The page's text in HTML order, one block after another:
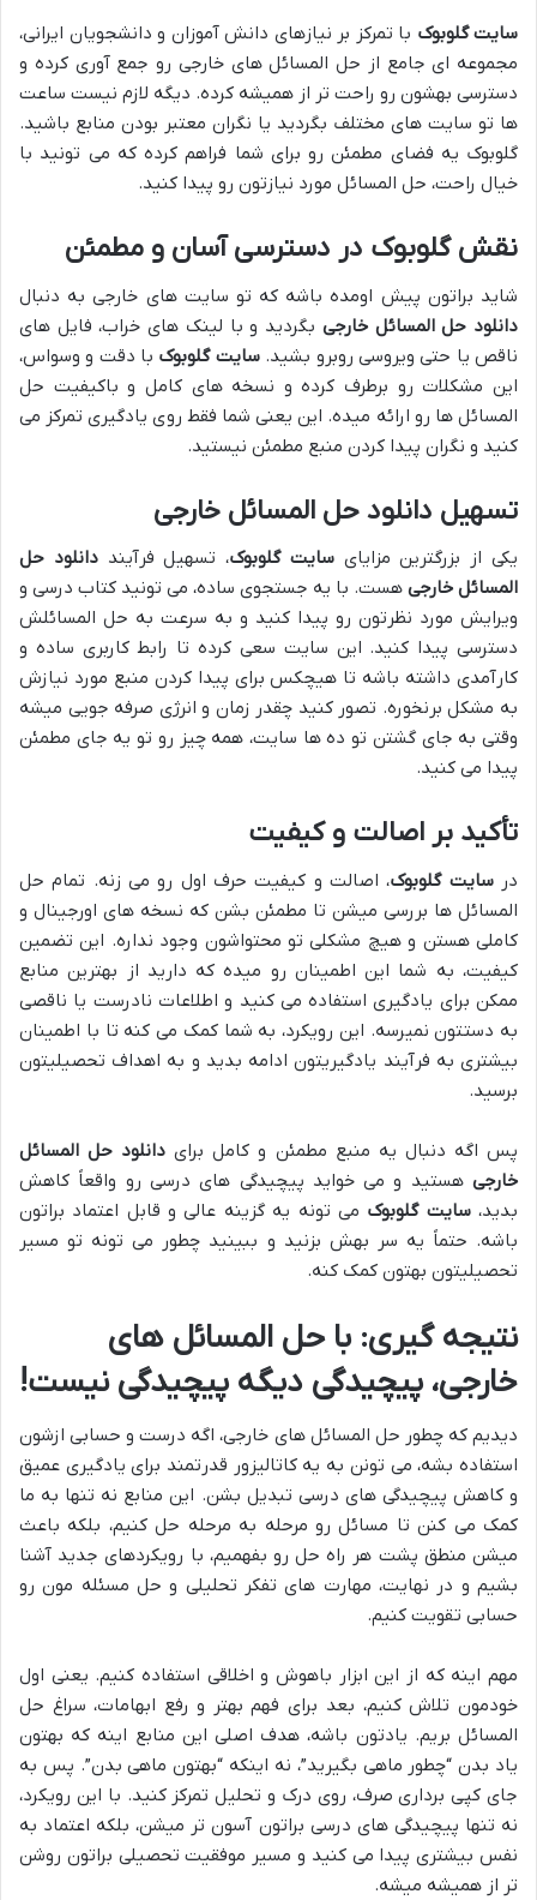
سایت گلوبوک با تمرکز بر نیازهای دانش آموزان و دانشجویان ایرانی،
مجموعه ای جامع از حل المسائل های خارجی رو جمع آوری کرده و
دسترسی بهشون رو راحت تر از همیشه کرده. دیگه لازم نیست ساعت
ها تو سایت های مختلف بگردید یا نگران معتبر بودن منابع باشید.
گلوبوک یه فضای مطمئن رو برای شما فراهم کرده که می تونید با
خیال راحت، حل المسائل مورد نیازتون رو پیدا کنید.
نقش گلوبوک در دسترسی آسان و مطمئن
شاید براتون پیش اومده باشه که تو سایت های خارجی به دنبال
دانلود حل المسائل خارجی بگردید و با لینک های خراب، فایل های
ناقص یا حتی ویروسی روبرو بشید.سایت گلوبوک با دقت و وسواس،
این مشکلات رو برطرف کرده و نسخه های کامل و باکیفیت حل
المسائل ها رو ارائه میده. این یعنی شما فقط روی یادگیری تمرکز می
کنید و نگران پیدا کردن منبع مطمئن نیستید.
تسهیل دانلود حل المسائل خارجی
یکی از بزرگترین مزایایسایت گلوبوک، تسهیل فرآینددانلود حل
المسائل خارجی هست. با یه جستجوی ساده، می تونید کتاب درسی و
ویرایش مورد نظرتون رو پیدا کنید و به سرعت به حل المسائلش
دسترسی پیدا کنید. این سایت سعی کرده تا رابط کاربری ساده و
کارآمدی داشته باشه تا هیچکس برای پیدا کردن منبع مورد نیازش
به مشکل برنخوره. تصور کنید چقدر زمان و انرژی صرفه جویی میشه
وقتی به جای گشتن تو ده ها سایت، همه چیز رو تو یه جای مطمئن
پیدا می کنید.
تأکید بر اصالت و کیفیت
درسایت گلوبوک، اصالت و کیفیت حرف اول رو می زنه. تمام حل
المسائل ها بررسی میشن تا مطمئن بشن که نسخه های اورجینال و
کاملی هستن و هیچ مشکلی تو محتواشون وجود نداره. این تضمین
کیفیت، به شما این اطمینان رو میده که دارید از بهترین منابع
ممکن برای یادگیری استفاده می کنید و اطلاعات نادرست یا ناقصی
به دستتون نمیرسه. این رویکرد، به شما کمک می کنه تا با اطمینان
بیشتری به فرآیند یادگیریتون ادامه بدید و به اهداف تحصیلیتون
برسید.
پس اگه دنبال یه منبع مطمئن و کامل برای دانلود حل المسائل
خارجی هستید و می خواید پیچیدگی های درسی رو واقعاً کاهش
بدید،سایت گلوبوک می تونه یه گزینه عالی و قابل اعتماد براتون
باشه. حتماً یه سر بهش بزنید و ببینید چطور می تونه تو مسیر
تحصیلیتون بهتون کمک کنه.
نتیجه گیری: با حل المسائل های
خارجی، پیچیدگی دیگه پیچیدگی نیست!
دیدیم که چطور حل المسائل های خارجی، اگه درست و حسابی ازشون
استفاده بشه، می تونن به یه کاتالیزور قدرتمند برای یادگیری عمیق
و کاهش پیچیدگی های درسی تبدیل بشن. این منابع نه تنها به ما
کمک می کنن تا مسائل رو مرحله به مرحله حل کنیم، بلکه باعث
میشن منطق پشت هر راه حل رو بفهمیم، با رویکردهای جدید آشنا
بشیم و در نهایت، مهارت های تفکر تحلیلی و حل مسئله مون رو
حسابی تقویت کنیم.
مهم اینه که از این ابزار باهوش و اخلاقی استفاده کنیم. یعنی اول
خودمون تلاش کنیم، بعد برای فهم بهتر و رفع ابهامات، سراغ حل
المسائل بریم. یادتون باشه، هدف اصلی این منابع اینه که بهتون
یاد بدن “چطور ماهی بگیرید”، نه اینکه “بهتون ماهی بدن”. پس به
جای کپی برداری صرف، روی درک و تحلیل تمرکز کنید. با این رویکرد،
نه تنها پیچیدگی های درسی براتون آسون تر میشن، بلکه اعتماد به
نفس بیشتری پیدا می کنید و مسیر موفقیت تحصیلی براتون روشن
تر از همیشه میشه.